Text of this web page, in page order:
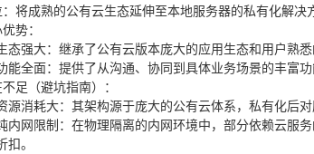
：将成熟的公有云生态延伸至本地服务器的私有化解决
势：
态强大：继承了公有云版本庞大的应用生态和用户熟
能全面：提供了从沟通、协同到具体业务场景的丰富功
足（避坑指南） ：
源消耗大：其架构源于庞大的公有云体系，私有化后
内网限制：在物理隔离的内网环境中，部分依赖云服
扣。